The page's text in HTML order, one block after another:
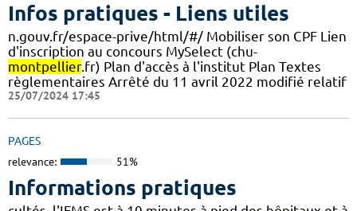
Infos pratiques - Liens utiles
n.gouv.fr/espace-prive/html/#/ Mobiliser son CPF Lien
d'inscription au concours MySelect (chu-
montpellier.fr) Plan d'accès à l'institut Plan Textes
règlementaires Arrêté du 11 avril 2022 modifié relatif
25/07/2024 17:45
PAGES
relevance: 51%
Informations pratiques